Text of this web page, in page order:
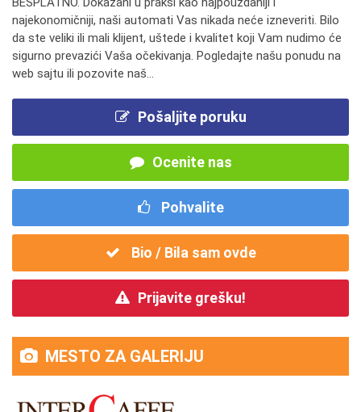
najekonomičniji, naši automati Vas nikada neće izneveriti. Bilo
da ste veliki ili mali klijent, uštede i kvalitet koji Vam nudimo će
sigurno prevazići Vaša očekivanja. Pogledajte našu ponudu na
web sajtu ili pozovite naš...
Pošaljite poruku
Ocenite nas
Pohvalite
Bio / Bila sam ovde
Prijavite grešku!
MESTO ZA GALERIJU